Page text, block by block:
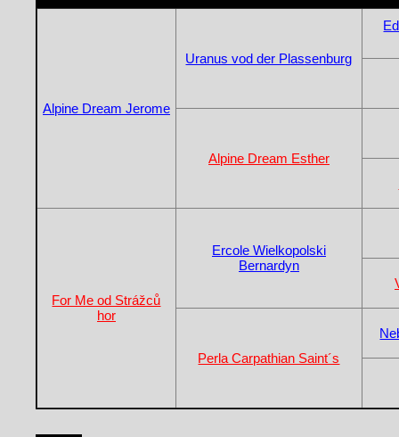
Alpine Dream Jerome
Uranus vod der Plassenburg
Alpine Dream Esther
For Me od Strážců
hor
Ercole Wielkopolski
Bernardyn
Perla Carpathian Saint´s